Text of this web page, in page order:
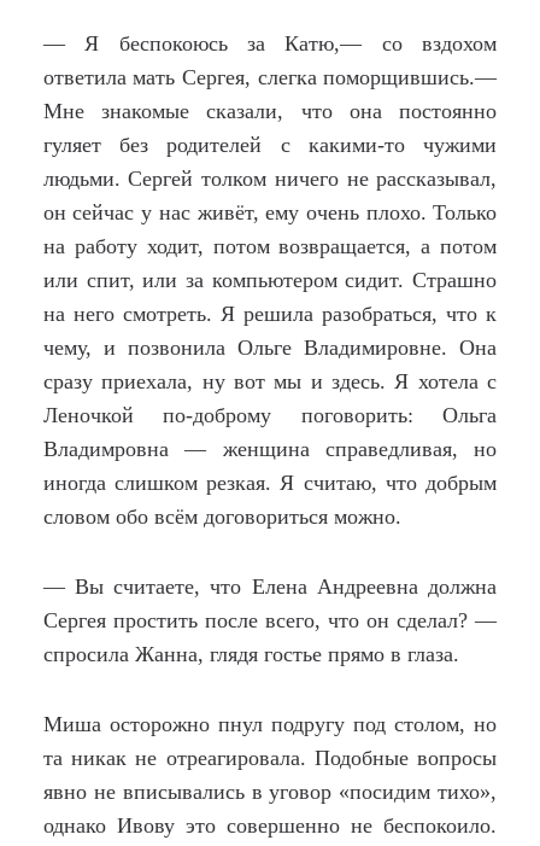
— Я беспокоюсь за Катю,— со вздохом
ответила мать Сергея, слегка поморщившись.—
Мне знакомые сказали, что она постоянно
гуляет без родителей с какими-то чужими
людьми. Сергей толком ничего не рассказывал,
он сейчас у нас живёт, ему очень плохо. Только
на работу ходит, потом возвращается, а потом
или спит, или за компьютером сидит. Страшно
на него смотреть. Я решила разобраться, что к
чему, и позвонила Ольге Владимировне. Она
сразу приехала, ну вот мы и здесь. Я хотела с
Леночкой по-доброму поговорить: Ольга
Владимровна — женщина справедливая, но
иногда слишком резкая. Я считаю, что добрым
словом обо всём договориться можно.
— Вы считаете, что Елена Андреевна должна
Сергея простить после всего, что он сделал? —
спросила Жанна, глядя гостье прямо в глаза.
Миша осторожно пнул подругу под столом, но
та никак не отреагировала. Подобные вопросы
явно не вписывались в уговор «посидим тихо»,
однако Ивову это совершенно не беспокоило.